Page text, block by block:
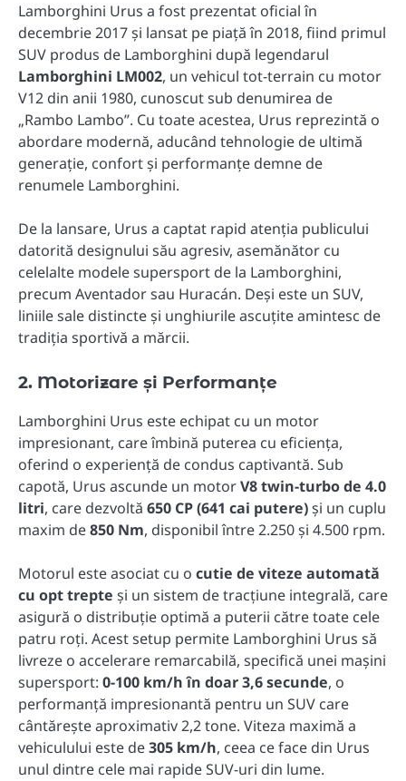
Lamborghini Urus a fost prezentat oficial în
decembrie 2017 și lansat pe piață în 2018, fiind primul
SUV produs de Lamborghini după legendarul
Lamborghini LM002, un vehicul tot-terrain cu motor
V12 din anii 1980, cunoscut sub denumirea de
„Rambo Lambo”. Cu toate acestea, Urus reprezintă o
abordare modernă, aducând tehnologie de ultimă
generație, confort și performanțe demne de
renumele Lamborghini.
De la lansare, Urus a captat rapid atenția publicului
datorită designului său agresiv, asemănător cu
celelalte modele supersport de la Lamborghini,
precum Aventador sau Huracán. Deși este un SUV,
liniile sale distincte și unghiurile ascuțite amintesc de
tradiția sportivă a mărcii.
2. Motorizare și Performanțe
Lamborghini Urus este echipat cu un motor
impresionant, care îmbină puterea cu eficiența,
oferind o experiență de condus captivantă. Sub
capotă, Urus ascunde un motorV8 twin-turbo de 4.0
litri, care dezvoltă 650 CP (641 cai putere)și un cuplu
maxim de850 Nm, disponibil între 2.250 și 4.500 rpm.
Motorul este asociat cu o cutie de viteze automată
cu opt trepte și un sistem de tracțiune integrală, care
asigură o distribuție optimă a puterii către toate cele
patru roți. Acest setup permite Lamborghini Urus să
livreze o accelerare remarcabilă, specifică unei mașini
supersport: 0-100 km/h în doar 3,6 secunde, o
performanță impresionantă pentru un SUV care
cântărește aproximativ 2,2 tone. Viteza maximă a
vehiculului este de305 km/h, ceea ce face din Urus
unul dintre cele mai rapide SUV-uri din lume.